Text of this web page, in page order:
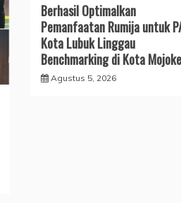
Berhasil Optimalkan
Pemanfaatan Rumija untuk
Kota Lubuk Linggau
Benchmarking di Kota
Agustus 5, 2026